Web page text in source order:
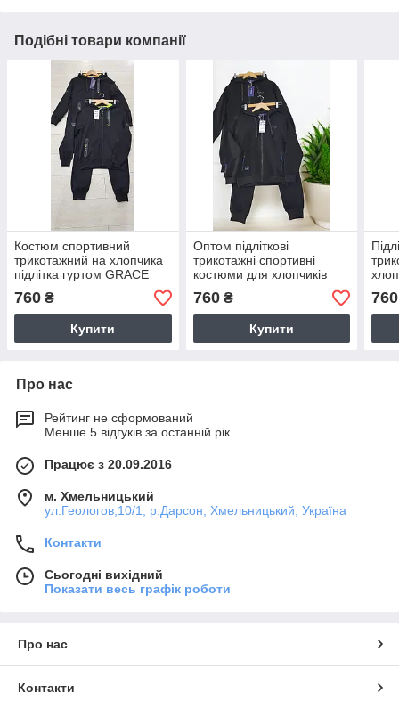
Подібні товари компанії
Костюм спортивний
трикотажний на хлопчика
підлітка гуртом GRACE
134--164 см
760 ₴
Купити
Оптом підліткові
трикотажні спортивні
костюми для хлопчиків
GRACE 134--164 см
760₴
Купити
760
Про нас
Рейтинг не сформований
Менше 5 відгуків за останній рік
Працює з 20.09.2016
м. Хмельницький
ул.Геологов,10/1, р.Дарсон, Хмельницький, Україна
Контакти
Сьогодні вихідний
Показати весь графік роботи
Про нас
Контакти